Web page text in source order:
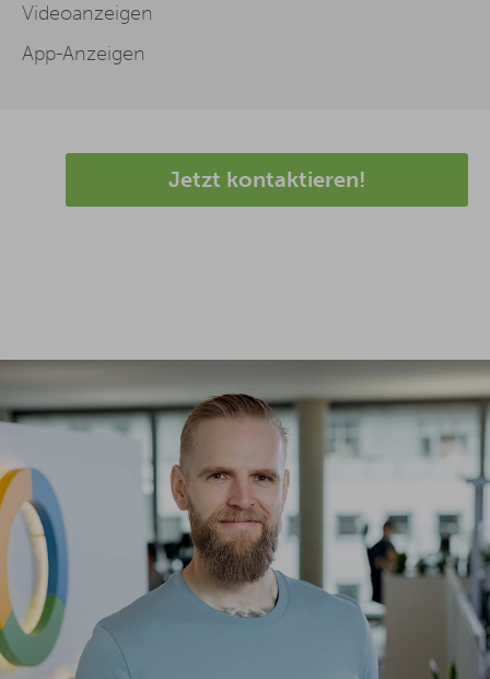
Videoanzeigen
App-Anzeigen
Jetzt kontaktieren!